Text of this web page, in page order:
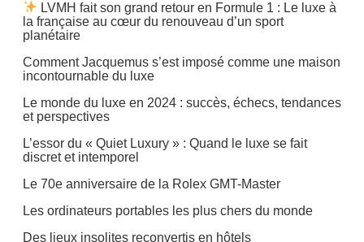
LVMH fait son grand retour en Formule 1 : Le luxe à
la française au cœur du renouveau d’un sport
planétaire
Comment Jacquemus s’est imposé comme une maison
incontournable du luxe
Le monde du luxe en 2024 : succès, échecs, tendances
et perspectives
L’essor du « Quiet Luxury » : Quand le luxe se fait
discret et intemporel
Le 70e anniversaire de la Rolex GMT-Master
Les ordinateurs portables les plus chers du monde
Des lieux insolites reconvertis en hôtels